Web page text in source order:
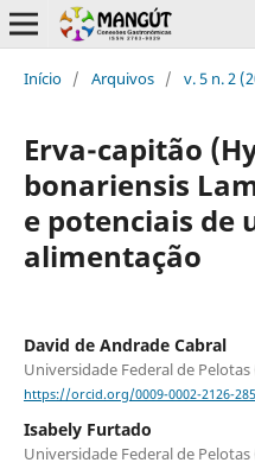
Início / Arquivos / v. 5 n. 2
Erva-capitão
bonariensis
e potenciais de
alimentação
David de Andrade Cabral
Universidade Federal de Pelotas
https://orcid.org/0009-0002-2126-
Isabely Furtado
Universidade Federal de Pelotas